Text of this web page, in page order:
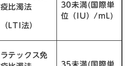
疫比濁法
（LTI法）
30未満(国際単
位（IU）/mL)
ラテックス免
35未満(国際単